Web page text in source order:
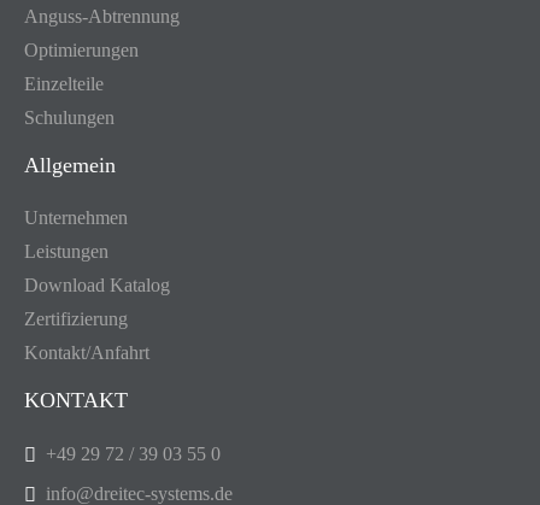
Anguss-Abtrennung
Optimierungen
Einzelteile
Schulungen
Allgemein
Unternehmen
Leistungen
Download Katalog
Zertifizierung
Kontakt/Anfahrt
KONTAKT
+49 29 72 / 39 03 55 0
info@dreitec-systems.de